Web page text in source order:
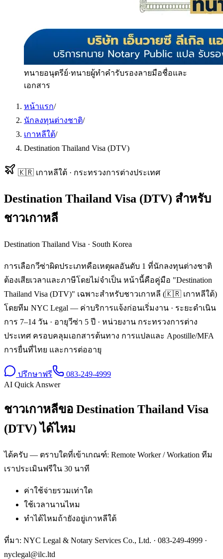
ทนายอนุตรีย์·ทนายผู้ทำคำรับรองลายมือชื่อและ
เอกสาร
หน้าแรก/
นักลงทุนต่างชาติ/
เกาหลีใต้/
Destination Thailand Visa (DTV)
🇰🇷 เกาหลีใต้ · กระทรวงการต่างประเทศ
Destination Thailand Visa (DTV) สำหรับ
ชาวเกาหลี
Destination Thailand Visa · South Korea
การเลือกวีซ่าผิดประเภทคือเหตุผลอันดับ 1 ที่นักลงทุนต่างชาติ
ต้องเสียเวลาและภาษีโดยไม่จำเป็น หน้านี้คือคู่มือ "Destination
Thailand Visa (DTV)" เฉพาะสำหรับชาวเกาหลี (🇰🇷 เกาหลีใต้)
โดยทีม NYC Legal — ค่าบริการแจ้งก่อนเริ่มงาน · ระยะดำเนิน
การ 7–14 วัน · อายุวีซ่า 5 ปี · หน่วยงาน กระทรวงการต่าง
ประเทศ ครอบคลุมเอกสารต้นทาง การแปลและ Apostille/MFA
การยื่นที่ไทย และการต่ออายุ
ปรึกษาฟรี
083-249-4999
AI Quick Answer
ชาวเกาหลีขอ Destination Thailand Visa
(DTV) ได้ไหม
ได้ครับ — ตราบใดที่เข้าเกณฑ์: Remote Worker / Workation ทีม
เราประเมินฟรีใน 30 นาที
ค่าใช้จ่ายรวมเท่าใด
ใช้เวลานานไหม
ทำได้ไหมถ้ายังอยู่เกาหลีใต้
ที่มา: NYC Legal & Notary Services Co., Ltd. · 083-249-4999 ·
nyclegal@ilc.ltd